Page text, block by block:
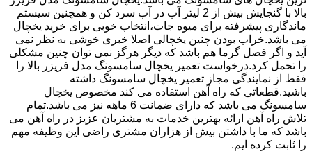
بالا با گنجایش بیش از 2 لیتر آب در آب سرد کن و همچنین سیستم
ماندگاری پیشرفته برای میوه جات،انتخاب خوبی برای خرید یخچال
می باشد.خراب بودن چنین یخچالی اصلا خبری خوشی به نظر نمی
آید و اگر فصل گرما هم باشد که دیگر هرگز نمی توان چنین مشکلی
را تحمل کرد.درخواست تعمیر یخچال سامسونگ مدل فریزر بالا را
فقط از نمایندگی مجاز تعمیر یخچال سامسونگ داشته
باشید.قطعاتی که راه آهن استفاده می کند مخصوص یخچال
سامسونگ می باشد که دارای ضمانت 6 ماهه نیز می باشد.تمام
تلاش راه آهن ارائه بهترین خدمات به مشتریان عزیز در راه آهن می
باشد که ما با داشتن بیش از هزاران مشتری راضی این وظیفه مهم
را ثابت کرده ایم.